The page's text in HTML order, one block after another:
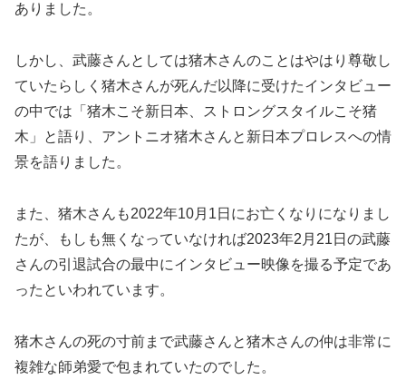
ありました。
しかし、武藤さんとしては猪木さんのことはやはり尊敬し
ていたらしく猪木さんが死んだ以降に受けたインタビュー
の中では「猪木こそ新日本、ストロングスタイルこそ猪
木」と語り、アントニオ猪木さんと新日本プロレスへの情
景を語りました。
また、猪木さんも2022年10月1日にお亡くなりになりまし
たが、もしも無くなっていなければ2023年2月21日の武藤
さんの引退試合の最中にインタビュー映像を撮る予定であ
ったといわれています。
猪木さんの死の寸前まで武藤さんと猪木さんの仲は非常に
複雑な師弟愛で包まれていたのでした。